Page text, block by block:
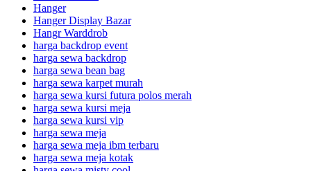
Hanger
Hanger Display Bazar
Hangr Warddrob
harga backdrop event
harga sewa backdrop
harga sewa bean bag
harga sewa karpet murah
harga sewa kursi futura polos merah
harga sewa kursi meja
harga sewa kursi vip
harga sewa meja
harga sewa meja ibm terbaru
harga sewa meja kotak